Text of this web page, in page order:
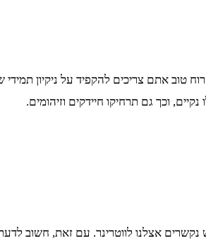
אתם צריכים להקפיד על ניקיון
וכך גם תרחיקו חיידקים וזיהומים.
אצלנו לווטרינר. עם זאת, חשוב לדעת